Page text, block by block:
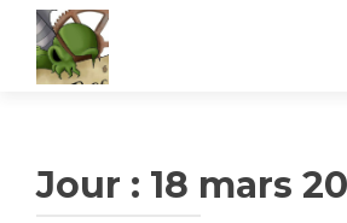
Jour : 18 mars